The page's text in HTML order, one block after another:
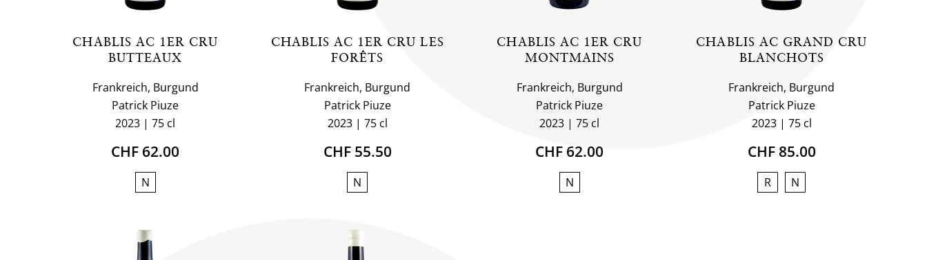
CHABLIS AC 1ER CRU
BUTTEAUX
Frankreich, Burgund
Patrick Piuze
2023
75 cl
CHF 62.00
N
CHABLIS AC 1ER CRU LES
FORÊTS
Frankreich, Burgund
Patrick Piuze
2023
75 cl
CHF 55.50
N
CHABLIS AC 1ER CRU
MONTMAINS
Frankreich, Burgund
Patrick Piuze
2023
75 cl
CHF 62.00
N
CHABLIS AC GRAND CRU
BLANCHOTS
Frankreich, Burgund
Patrick Piuze
2023
75 cl
CHF 85.00
R N